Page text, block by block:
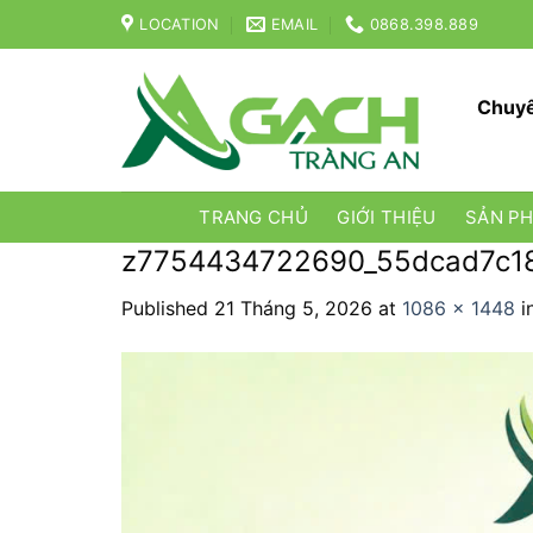
to
LOCATION EMAIL 0868.398.889
TRANG CHỦ GIỚI THIỆU SẢN
Published 21 Tháng 5, 2026 at 1086 × 1448